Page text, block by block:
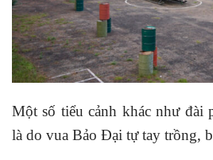
Một số tiểu cảnh khác như đài
là do vua Bảo Đại tự tay trồng,